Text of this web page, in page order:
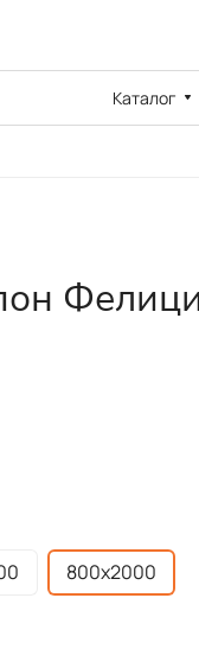
Каталог
800х2000